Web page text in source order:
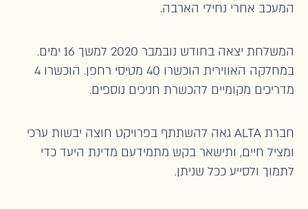
המעכב אחרי נחילי הארבה.
המשלחת יצאה בחודש נובמבר 2020 למשך 16 ימים.
במחלקה האווירית הוכשרו 40 מטיסי רחפן. הוכשרו 4
מדריכים מקומיים להכשרת חניכים נוספים.
חברת ALTA גאה להשתתף בפרויקט חוצה יבשות ערכי
ומציל חיים, ותישאר בקש מתמידעם מדינת היעד כדי
לתמוך ולסייע ככל שניתן.